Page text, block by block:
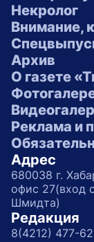
Некролог
Внимание,
Архив
О газете
Реклама и
Адрес
680038 г.
офис 27(вход
Шмидта)
Редакция
8(4212) 477-